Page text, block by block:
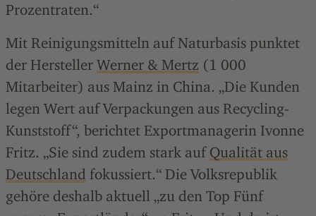
Prozentraten.“
Mit Reinigungsmitteln auf Naturbasis punktet
der Hersteller Werner & Mertz (1 000
Mitarbeiter) aus Mainz in China. „Die Kunden
legen Wert auf Verpackungen aus Recycling-
Kunststoff“, berichtet Exportmanagerin Ivonne
Fritz. „Sie sind zudem stark auf Qualität aus
Deutschland fokussiert.“ Die Volksrepublik
gehöre deshalb aktuell „zu den Top Fünf